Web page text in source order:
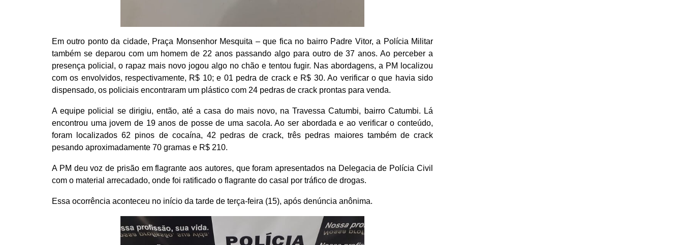
Em outro ponto da cidade, Praça Monsenhor Mesquita – que fica no bairro Padre Vitor, a Polícia Militar
também se deparou com um homem de 22 anos passando algo para outro de 37 anos. Ao perceber a
presença policial, o rapaz mais novo jogou algo no chão e tentou fugir. Nas abordagens, a PM localizou
com os envolvidos, respectivamente, R$ 10; e 01 pedra de crack e R$ 30. Ao verificar o que havia sido
dispensado, os policiais encontraram um plástico com 24 pedras de crack prontas para venda.
A equipe policial se dirigiu, então, até a casa do mais novo, na Travessa Catumbi, bairro Catumbi. Lá
encontrou uma jovem de 19 anos de posse de uma sacola. Ao ser abordada e ao verificar o conteúdo,
foram localizados 62 pinos de cocaína, 42 pedras de crack, três pedras maiores também de crack
pesando aproximadamente 70 gramas e R$ 210.
A PM deu voz de prisão em flagrante aos autores, que foram apresentados na Delegacia de Polícia Civil
com o material arrecadado, onde foi ratificado o flagrante do casal por tráfico de drogas.
Essa ocorrência aconteceu no início da tarde de terça-feira (15), após denúncia anônima.